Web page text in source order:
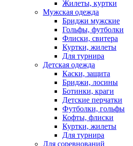
Жилеты, куртки
Мужская одежда
Бриджи мужские
Гольфы, футболки
Флиски, свитера
Куртки, жилеты
Для турнира
Детская одежда
Каски, защита
Бриджи, лосины
Ботинки, краги
Детские перчатки
Футболки, гольфы
Кофты, флиски
Куртки, жилеты
Для турнира
Для соревнований